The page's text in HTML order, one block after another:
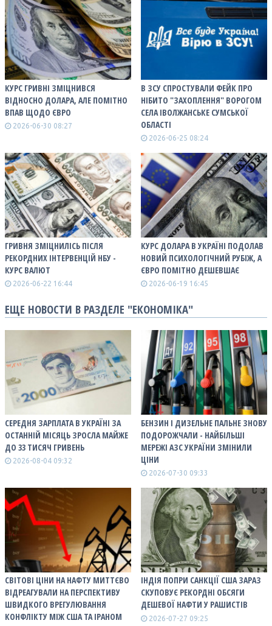
КУРС ГРИВНІ ЗМІЦНИВСЯ
ВІДНОСНО ДОЛАРА, АЛЕ ПОМІТНО
ВПАВ ЩОДО ЄВРО
2026-06-30 08:27
В ЗСУ СПРОСТУВАЛИ ФЕЙК ПРО
НІБИТО "ЗАХОПЛЕННЯ" ВОРОГОМ
СЕЛА ІВОЛЖАНСЬКЕ СУМСЬКОЇ
ОБЛАСТІ
2026-06-25 08:24
ГРИВНЯ ЗМІЦНИЛІСЬ ПІСЛЯ
РЕКОРДНИХ ІНТЕРВЕНЦІЙ НБУ -
КУРС ВАЛЮТ
2026-06-22 16:44
КУРС ДОЛАРА В УКРАЇНІ ПОДОЛАВ
НОВИЙ ПСИХОЛОГІЧНИЙ РУБІЖ, А
ЄВРО ПОМІТНО ДЕШЕВШАЄ
2026-06-19 16:45
ЕЩЕ НОВОСТИ В РАЗДЕЛЕ "ЕКОНОМІКА"
СЕРЕДНЯ ЗАРПЛАТА В УКРАЇНІ ЗА
ОСТАННІЙ МІСЯЦЬ ЗРОСЛА МАЙЖЕ
ДО 33 ТИСЯЧ ГРИВЕНЬ
2026-08-04 09:32
БЕНЗИН І ДИЗЕЛЬНЕ ПАЛЬНЕ ЗНОВУ
ПОДОРОЖЧАЛИ - НАЙБІЛЬШІ
МЕРЕЖІ АЗС УКРАЇНИ ЗМІНИЛИ
ЦІНИ
2026-07-30 09:33
СВІТОВІ ЦІНИ НА НАФТУ МИТТЄВО
ВІДРЕАГУВАЛИ НА ПЕРСПЕКТИВУ
ШВИДКОГО ВРЕГУЛЮВАННЯ
КОНФЛІКТУ МІЖ США ТА ІРАНОМ
ІНДІЯ ПОПРИ САНКЦІЇ США ЗАРАЗ
СКУПОВУЄ РЕКОРДНІ ОБСЯГИ
ДЕШЕВОЇ НАФТИ У РАШИСТІВ
2026-07-27 09:25